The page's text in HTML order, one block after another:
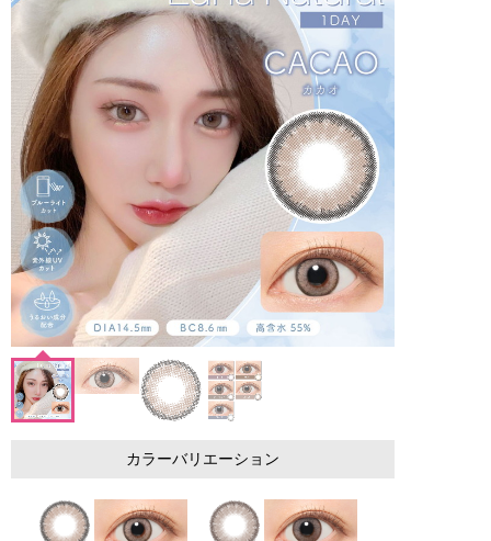
カラーバリエーション